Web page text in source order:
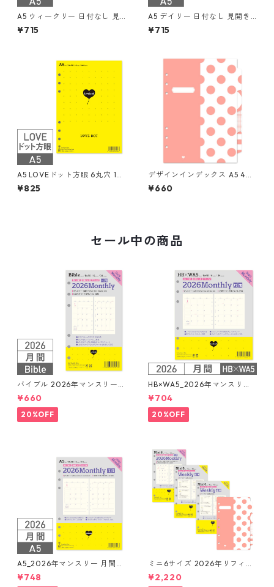
A5 ウィークリー 日付なし 見
開き1週間ブロック式 習慣トラ
ッカー システム手帳リフィル
¥715
A5 デイリー 日付なし 見開き2
日 55枚 6穴 システム手帳リフ
ィル
¥715
A5 LOVEドット方眼 6丸穴 10
0枚 システム手帳リフィル
¥825
デザインインデックス A5 4山
6穴 システム手帳
¥660
セール中の商品
バイブル 2026年マンスリー
月間ブロック+LOVEドット罫
システム手帳リフィル
¥660
20%OFF
HB×WA5_2026年マンスリー
月間ブロック+LOVEドット罫
システム手帳リフィル
¥704
20%OFF
A5_2026年マンスリー 月間ブ
ロック + LOVEドット罫 シス
テム手帳リフィル
¥748
ミニ6サイズ 2026年リフィル
セット システム手帳 ★送料無
料★
¥2,220